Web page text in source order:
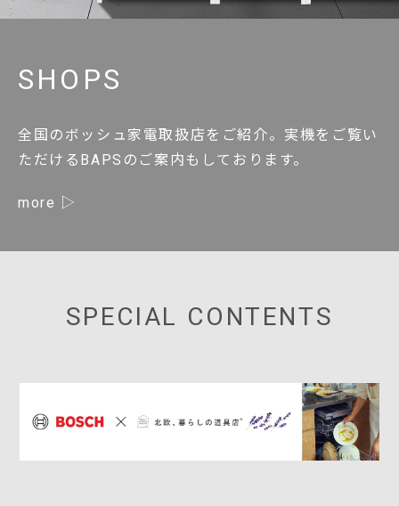
SHOPS
全国のボッシュ家電取扱店をご紹介。実機をご覧い
ただけるBAPSのご案内もしております。
more
SPECIAL CONTENTS